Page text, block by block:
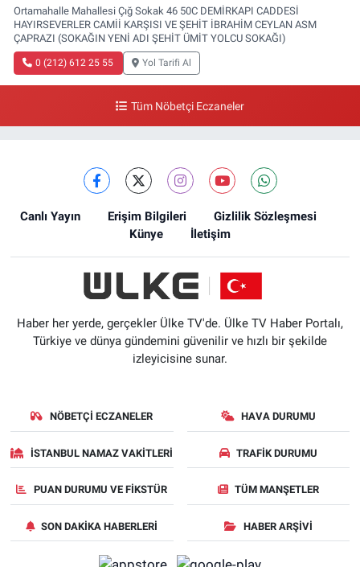
Ortamahalle Mahallesi Çığ Sokak 46 50C DEMİRKAPI CADDESİ
HAYIRSEVERLER CAMİİ KARŞISI VE ŞEHİT İBRAHİM CEYLAN ASM
ÇAPRAZI (SOKAĞIN YENİ ADI ŞEHİT ÜMİT YOLCU SOKAĞI)
0 (212) 612 25 55 Yol Tarifi Al
Tüm Nöbetçi Eczaneler
Canlı Yayın Erişim Bilgileri
Gizlilik Sözleşmesi
Künye
İletişim
Haber her yerde, gerçekler Ülke TV'de. Ülke TV Haber Portalı,
Türkiye ve dünya gündemini güvenilir ve hızlı bir şekilde
izleyicisine sunar.
NÖBETÇI ECZANELER HAVA DURUMU
İSTANBUL NAMAZ VAKITLERI TRAFIK DURUMU
PUAN DURUMU VE FIKSTÜR TÜM MANŞETLER
SON DAKIKA HABERLERI HABER ARŞIVI